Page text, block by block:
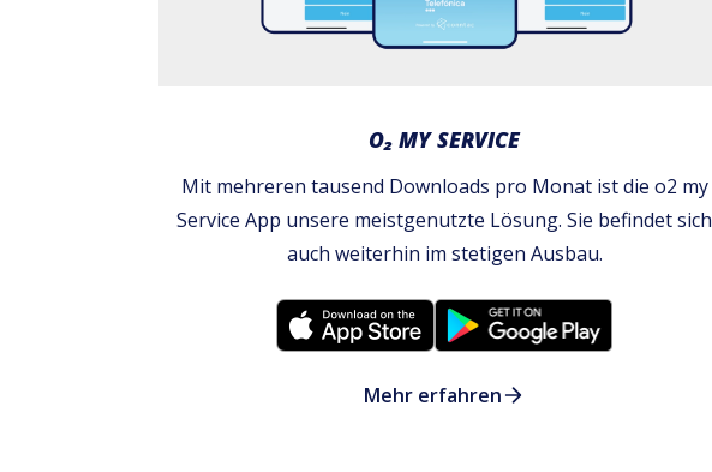
O₂ MY SERVICE
Mit mehreren tausend Downloads pro Monat ist die o2 my
Service App unsere meistgenutzte Lösung. Sie befindet sich
auch weiterhin im stetigen Ausbau.
Mehr erfahren